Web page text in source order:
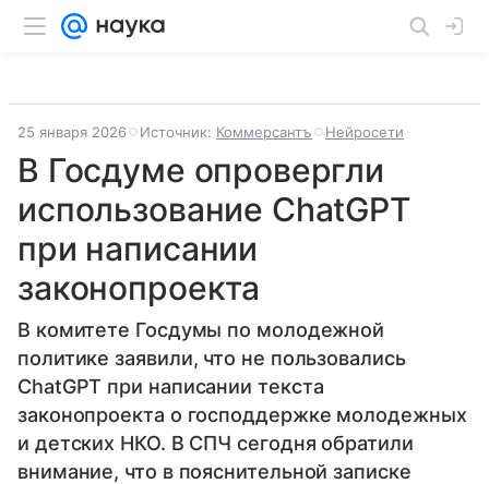
25 января 2026 Источник: Коммерсантъ Нейросети
В Госдуме опровергли
использование ChatGPT
при написании
законопроекта
В комитете Госдумы по молодежной
политике заявили, что не пользовались
ChatGPT при написании текста
законопроекта о господдержке молодежных
и детских НКО. В СПЧ сегодня обратили
внимание, что в пояснительной записке